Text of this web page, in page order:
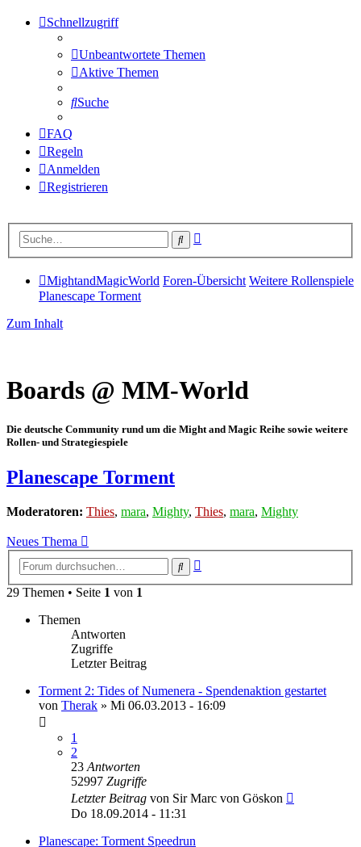
Schnellzugriff
Unbeantwortete Themen
Aktive Themen
Suche
FAQ
Regeln
Anmelden
Registrieren
Suche
MightandMagicWorld Foren-Übersicht Weitere Rollenspiele
Planescape Torment
Zum Inhalt
Boards @ MM-World
Die deutsche Community rund um die Might and Magic Reihe sowie weitere
Rollen- und Strategiespiele
Planescape Torment
Moderatoren: Thies, mara, Mighty, Thies, mara, Mighty
Neues Thema
Suche
29 Themen • Seite 1 von 1
Themen
Antworten
Zugriffe
Letzter Beitrag
Torment 2: Tides of Numenera - Spendenaktion gestartet
von Therak » Mi 06.03.2013 - 16:09
1
2
23 Antworten
52997 Zugriffe
Letzter Beitrag von Sir Marc von Göskon
Do 18.09.2014 - 11:31
Planescape: Torment Speedrun